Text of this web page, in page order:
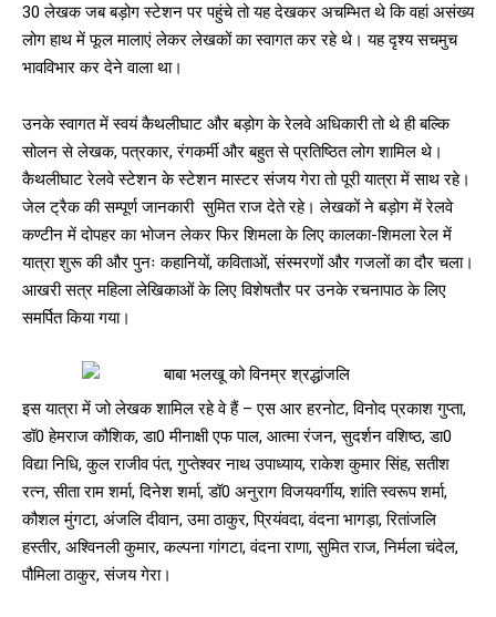
30 लेखक जब बड़ोग स्टेशन पर पहुंचे तो यह देखकर अचम्भित थे कि वहां असंख्य
लोग हाथ में फूल मालाएं लेकर लेखकों का स्वागत कर रहे थे। यह दृश्य सचमुच
भावविभार कर देने वाला था।
उनके स्वागत में स्वयं कैथलीघाट और बड़ोग के रेलवे अधिकारी तो थे ही बल्कि
सोलन से लेखक, पत्रकार, रंगकर्मी और बहुत से प्रतिष्ठित लोग शामिल थे।
कैथलीघाट रेलवे स्टेशन के स्टेशन मास्टर संजय गेरा तो पूरी यात्रा में साथ रहे।
जेल ट्रैक की सम्पूर्ण जानकारी सुमित राज देते रहे। लेखकों ने बड़ोग में रेलवे
कण्टीन में दोपहर का भोजन लेकर फिर शिमला के लिए कालका-शिमला रेल में
यात्रा शुरू की और पुनः कहानियों, कविताओं, संस्मरणों और गजलों का दौर चला।
आखरी सत्र महिला लेखिकाओं के लिए विशेषतौर पर उनके रचनापाठ के लिए
समर्पित किया गया।
इस यात्रा में जो लेखक शामिल रहे वे हैं – एस आर हरनोट, विनोद प्रकाश गुप्ता,
डॉ0 हेमराज कौशिक, डा0 मीनाक्षी एफ पाल, आत्मा रंजन, सुदर्शन वशिष्ठ, डा0
विद्या निधि, कुल राजीव पंत, गुप्तेश्वर नाथ उपाध्याय, राकेश कुमार सिंह, सतीश
रत्न, सीता राम शर्मा, दिनेश शर्मा, डॉ0 अनुराग विजयवर्गीय, शांति स्वरूप शर्मा,
कौशल मुंगटा, अंजलि दीवान, उमा ठाकुर, प्रियंवदा, वंदना भागड़ा, रितांजलि
हस्तीर, अश्विनली कुमार, कल्पना गांगटा, वंदना राणा, सुमित राज, निर्मला चंदेल,
पौमिला ठाकुर, संजय गेरा।